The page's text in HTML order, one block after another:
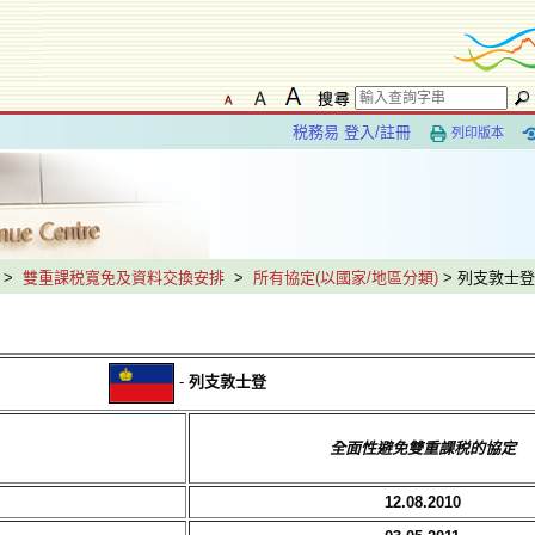
列印版本
税務易 登入/註冊
雙重課税寬免及資料交換安排 > 所有協定(以國家/地區分類) > 列支敦士登
- 列支敦士登
全面性避免雙重課税的協定
12.08.2010